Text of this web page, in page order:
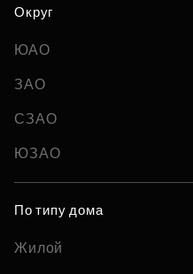
Округ
ЮАО
ЗАО
СЗАО
ЮЗАО
По типу дома
Жилой